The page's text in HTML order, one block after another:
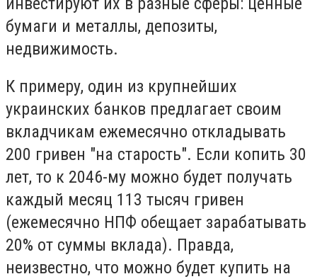
бумаги и металлы, депозиты,
недвижимость.
К примеру, один из крупнейших
украинских банков предлагает своим
вкладчикам ежемесячно откладывать
200 гривен "на старость". Если копить 30
лет, то к 2046-му можно будет получать
каждый месяц 113 тысяч гривен
(ежемесячно НПФ обещает зарабатывать
20% от суммы вклада). Правда,
неизвестно, что можно будет купить на